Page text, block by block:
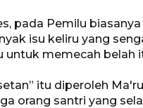
pada Pemilu
isu keliru yang
untuk memecah belah
itu diperoleh
orang santri yang